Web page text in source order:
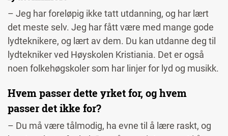
– Jeg har foreløpig ikke tatt utdanning, og har lært
det meste selv. Jeg har fått være med mange gode
lydteknikere, og lært av dem. Du kan utdanne deg til
lydtekniker ved Høyskolen Kristiania. Det er også
noen folkehøgskoler som har linjer for lyd og musikk.
Hvem passer dette yrket for, og hvem
passer det ikke for?
– Du må være tålmodig, ha evne til å lære raskt, og